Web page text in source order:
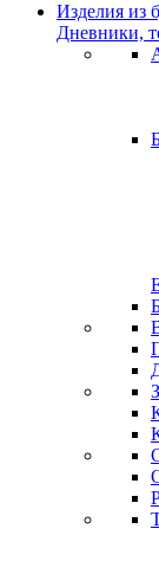
Изделия из
Дневники,